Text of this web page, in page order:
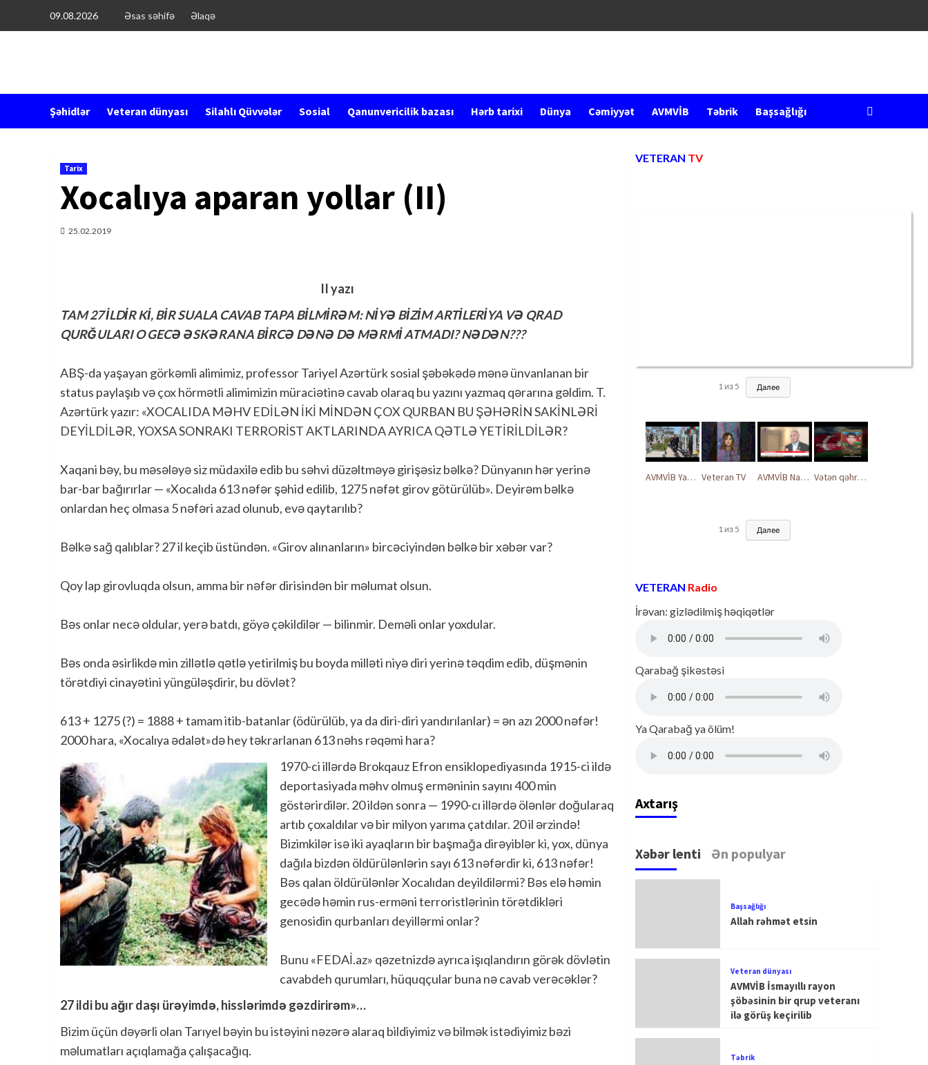
09.08.2026 Əsas səhifə Əlaqə
Şəhidlər Veteran dünyası Silahlı Qüvvələr Sosial Qanunvericilik bazası Hərb tarixi Dünya Cəmiyyət AVMVİB Təbrik Başsağlığı
Tarix
Xocalıya aparan yollar (II)
25.02.2019
II yazı
TAM 27 İLDİR Kİ, BİR SUALA CAVAB TAPA BİLMİRƏM: NİYƏ BİZİM ARTİLERİYA VƏ QRAD
QURĞULARI O GECƏ ƏSKƏRANA BİRCƏ DƏNƏ DƏ MƏRMİ ATMADI? NƏDƏN???
ABŞ-da yaşayan görkəmli alimimiz, professor Tariyel Azərtürk sosial şəbəkədə mənə ünvanlanan bir
status paylaşıb və çox hörmətli alimimizin müraciətinə cavab olaraq bu yazını yazmaq qərarına gəldim. T.
Azərtürk yazır: «XOCALIDA MƏHV EDİLƏN İKİ MİNDƏN ÇOX QURBAN BU ŞƏHƏRİN SAKİNLƏRİ
DEYİLDİLƏR, YOXSA SONRAKI TERRORİST AKTLARINDA AYRICA QƏTLƏ YETİRİLDİLƏR?
Xaqani bəy, bu məsələyə siz müdaxilə edib bu səhvi düzəltməyə girişəsiz bəlkə? Dünyanın hər yerinə
bar-bar bağırırlar — «Xocalıda 613 nəfər şəhid edilib, 1275 nəfət girov götürülüb». Deyirəm bəlkə
onlardan heç olmasa 5 nəfəri azad olunub, evə qaytarılıb?
Bəlkə sağ qalıblar? 27 il keçib üstündən. «Girov alınanların» bircəciyindən bəlkə bir xəbər var?
Qoy lap girovluqda olsun, amma bir nəfər dirisindən bir məlumat olsun.
Bəs onlar necə oldular, yerə batdı, göyə çəkildilər — bilinmir. Deməli onlar yoxdular.
Bəs onda əsirlikdə min zillətlə qətlə yetirilmiş bu boyda milləti niyə diri yerinə təqdim edib, düşmənin
törətdiyi cinayətini yüngüləşdirir, bu dövlət?
613 + 1275 (?) = 1888 + tamam itib-batanlar (ödürülüb, ya da diri-diri yandırılanlar) = ən azı 2000 nəfər!
2000 hara, «Xocalıya ədalət»də hey təkrarlanan 613 nəhs rəqəmi hara?
1970-ci illərdə Brokqauz Efron ensiklopediyasında 1915-ci ildə
deportasiyada məhv olmuş erməninin sayını 400 min
göstərirdilər. 20 ildən sonra — 1990-cı illərdə ölənlər doğularaq
artıb çoxaldılar və bir milyon yarıma çatdılar. 20 il ərzində!
Bizimkilər isə iki ayaqların bir başmağa dirəyiblər ki, yox, dünya
dağıla bizdən öldürülənlərin sayı 613 nəfərdir ki, 613 nəfər!
Bəs qalan öldürülənlər Xocalıdan deyildilərmi? Bəs elə həmin
gecədə həmin rus-erməni terroristlərinin törətdikləri
genosidin qurbanları deyillərmi onlar?
Bunu «FEDAİ.az» qəzetnizdə ayrıca işıqlandırın görək dövlətin
cavabdeh qurumları, hüquqçular buna nə cavab verəcəklər?
27 ildi bu ağır daşı ürəyimdə, hisslərimdə gəzdirirəm»…
Bizim üçün dəyərli olan Tarıyel bəyin bu istəyini nəzərə alaraq bildiyimiz və bilmək istədiyimiz bəzi
məlumatları açıqlamağa çalışacağıq.
VETERAN TV
1 из5 Далее
AVMVİB Yasamal rayon şöbəsinin kollektivi Şəhidlər Xiyabanında Veteran TV AVMVİB Naxçıvan MR təşkilatı şəhidlərimizin xatirəsinə həsr olunmuş tədbir keçirdi Vətən qəhrəmanları ilə ucalır
1 из 5 Далее
VETERAN Radio
İrəvan: gizlədilmiş həqiqətlər
Qarabağ şikəstəsi
Ya Qarabağ ya ölüm!
Axtarış
Xəbər lenti Ən populyar
Başsağlığı
Allah rəhmət etsin
Veteran dünyası
AVMVİB İsmayıllı rayon
şöbəsinin bir qrup veteranı
ilə görüş keçirilib
Təbrik